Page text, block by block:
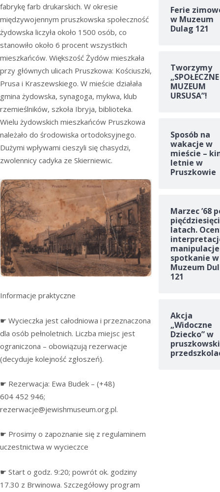
fabrykę farb drukarskich. W okresie
międzywojennym pruszkowska społeczność
żydowska liczyła około 1500 osób, co
stanowiło około 6 procent wszystkich
mieszkańców. Większość Żydów mieszkała
przy głównych ulicach Pruszkowa: Kościuszki,
Prusa i Kraszewskiego. W mieście działała
gmina żydowska, synagoga, mykwa, klub
rzemieślników, szkoła Ibryja, biblioteka.
Wielu żydowskich mieszkańców Pruszkowa
należało do środowiska ortodoksyjnego.
Dużymi wpływami cieszyli się chasydzi,
zwolennicy cadyka ze Skierniewic.
Informacje praktyczne
☛ Wycieczka jest całodniowa i przeznaczona
dla osób pełnoletnich. Liczba miejsc jest
ograniczona – obowiązują rezerwacje
(decyduje kolejność zgłoszeń).
☛ Rezerwacja: Ewa Budek – (+48)
604 452 946;
rezerwacje@jewishmuseum.org.pl.
☛ Prosimy o zapoznanie się z regulaminem
uczestnictwa w wycieczce
☛ Start o godz. 9:20; powrót ok. godziny
17.30 z Brwinowa. Szczegółowy program
Ferie
w Muzeum
Dulag 121
Tworzymy
„SPOŁECZNE
MUZEUM
URSUSA”!
Sposób na
wakacje w
mieście –
letnie w
Pruszkowie
Marzec ’68
latach.
spotkanie w
Muzeum
121
Akcja
„Widoczne
Dziecko” w